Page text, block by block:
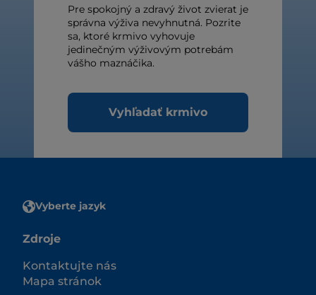
Pre spokojný a zdravý život zvierat je
správna výživa nevyhnutná. Pozrite
sa, ktoré krmivo vyhovuje
jedinečným výživovým potrebám
vášho maznáčika.
Vyhľadať krmivo
Vyberte jazyk
Zdroje
Kontaktujte nás
Mapa stránok